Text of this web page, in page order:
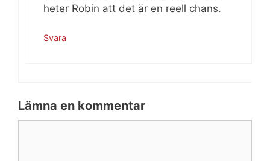
heter Robin att det är en reell chans.
Svara
Lämna en kommentar